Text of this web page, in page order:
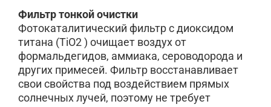
Фильтр тонкой очистки
Фотокаталитический фильтр с диоксидом
титана (TiO2 ) очищает воздух от
формальдегидов, аммиака, сероводорода и
других примесей. Фильтр восстанавливает
свои свойства под воздействием прямых
солнечных лучей, поэтому не требует